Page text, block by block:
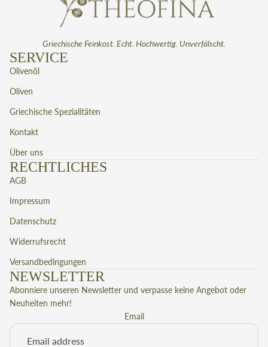
Griechische Feinkost. Echt. Hochwertig. Unverfälscht.
SERVICE
Olivenöl
Oliven
Griechische Spezialitäten
Kontakt
Über uns
RECHTLICHES
AGB
Impressum
Datenschutz
Widerrufsrecht
Versandbedingungen
NEWSLETTER
Abonniere unseren Newsletter und verpasse keine Angebot oder
Neuheiten mehr!
Email